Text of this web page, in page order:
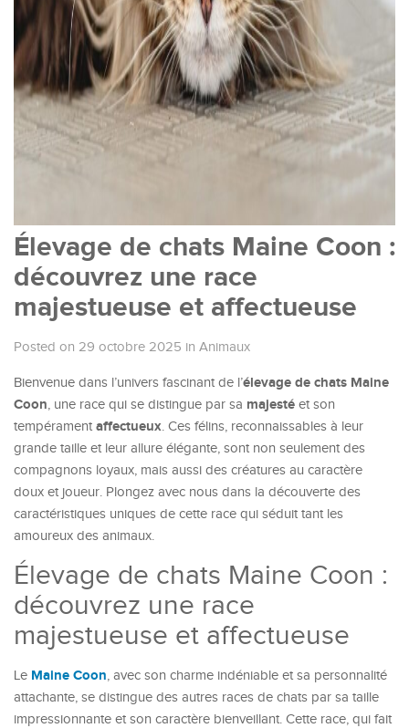
Élevage de chats Maine Coon :
découvrez une race
majestueuse et affectueuse
Posted on 29 octobre 2025 in Animaux
Bienvenue dans l’univers fascinant de l’élevage de chats Maine
Coon, une race qui se distingue par sa majesté et son
tempérament affectueux. Ces félins, reconnaissables à leur
grande taille et leur allure élégante, sont non seulement des
compagnons loyaux, mais aussi des créatures au caractère
doux et joueur. Plongez avec nous dans la découverte des
caractéristiques uniques de cette race qui séduit tant les
amoureux des animaux.
Élevage de chats Maine Coon :
découvrez une race
majestueuse et affectueuse
Le Maine Coon, avec son charme indéniable et sa personnalité
attachante, se distingue des autres races de chats par sa taille
impressionnante et son caractère bienveillant. Cette race, qui fait